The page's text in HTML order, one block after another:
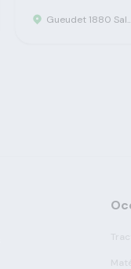
Gueudet 1880 Saleux - Concession Claas